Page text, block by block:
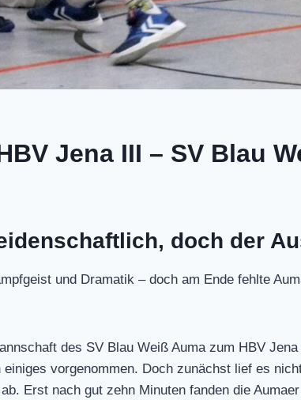
Jena III – SV Blau
doch der
und Dramatik – doch am Ende fehlte
des SV Blau Weiß Auma zum HBV
vorgenommen. Doch zunächst lief es
Erst nach gut zehn Minuten fanden die